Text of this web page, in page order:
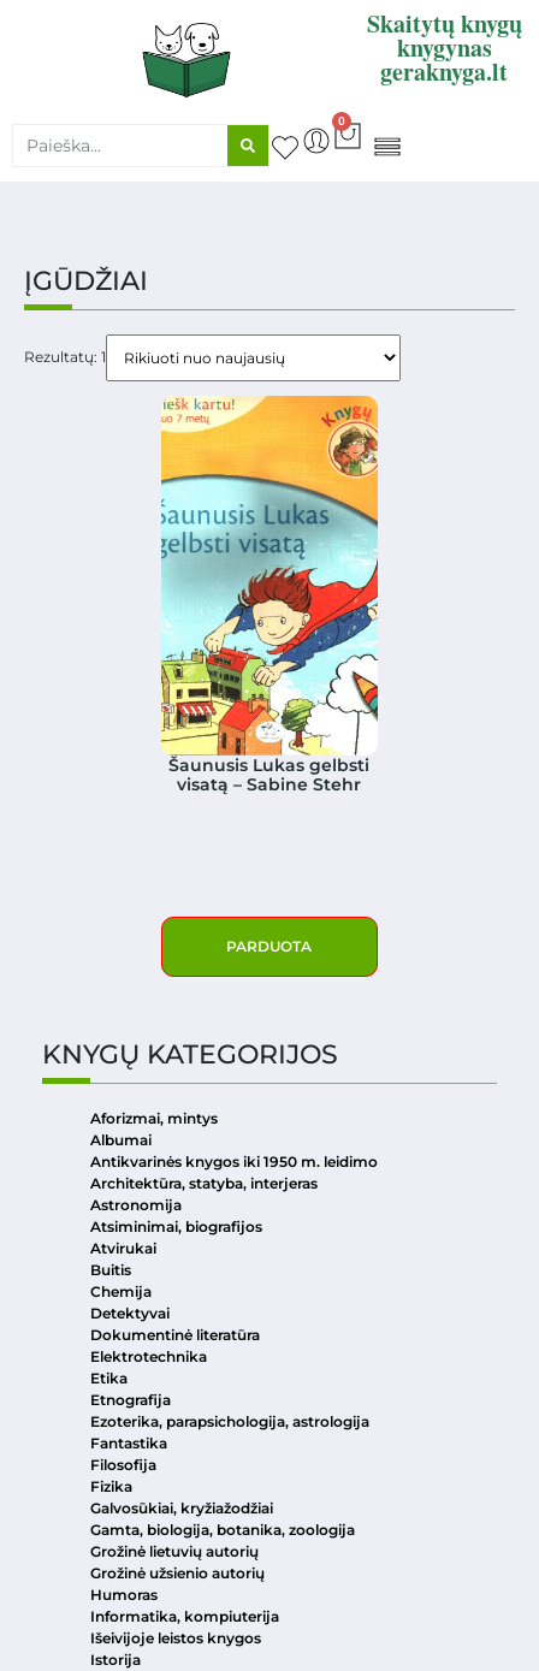
Skaitytų knygų
knygynas
geraknyga.lt
0
ĮGŪDŽIAI
Rezultatų: 1
Šaunusis Lukas gelbsti
visatą – Sabine Stehr
PARDUOTA
KNYGŲ KATEGORIJOS
Aforizmai, mintys
Albumai
Antikvarinės knygos iki 1950 m. leidimo
Architektūra, statyba, interjeras
Astronomija
Atsiminimai, biografijos
Atvirukai
Buitis
Chemija
Detektyvai
Dokumentinė literatūra
Elektrotechnika
Etika
Etnografija
Ezoterika, parapsichologija, astrologija
Fantastika
Filosofija
Fizika
Galvosūkiai, kryžiažodžiai
Gamta, biologija, botanika, zoologija
Grožinė lietuvių autorių
Grožinė užsienio autorių
Humoras
Informatika, kompiuterija
Išeivijoje leistos knygos
Istorija